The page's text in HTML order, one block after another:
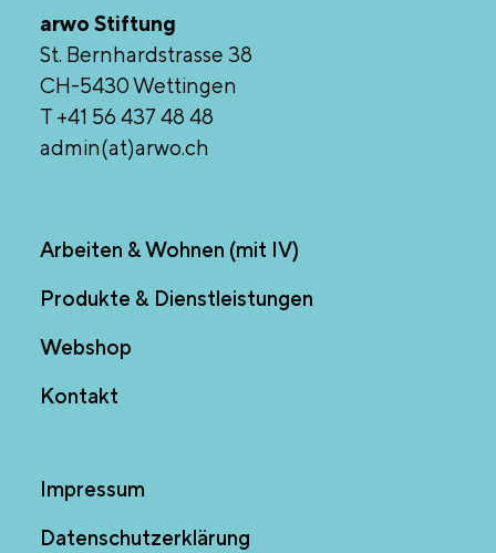
arwo Stiftung
St. Bernhardstrasse 38
CH-5430 Wettingen
T +41 56 437 48 48
admin(at)arwo.ch
Arbeiten & Wohnen (mit IV)
Produkte & Dienstleistungen
Webshop
Kontakt
Impressum
Datenschutzerklärung